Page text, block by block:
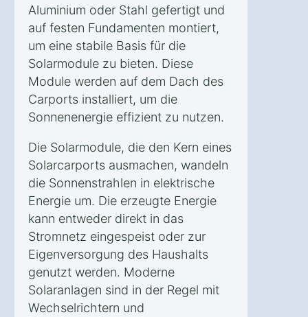
Aluminium oder Stahl gefertigt und
auf festen Fundamenten montiert,
um eine stabile Basis für die
Solarmodule zu bieten. Diese
Module werden auf dem Dach des
Carports installiert, um die
Sonnenenergie effizient zu nutzen.
Die Solarmodule, die den Kern eines
Solarcarports ausmachen, wandeln
die Sonnenstrahlen in elektrische
Energie um. Die erzeugte Energie
kann entweder direkt in das
Stromnetz eingespeist oder zur
Eigenversorgung des Haushalts
genutzt werden. Moderne
Solaranlagen sind in der Regel mit
Wechselrichtern und